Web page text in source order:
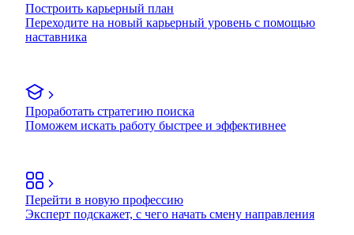
Построить карьерный план
Переходите на новый карьерный уровень с помощью
наставника
Проработать стратегию поиска
Поможем искать работу быстрее и эффективнее
Перейти в новую профессию
Эксперт подскажет, с чего начать смену направления